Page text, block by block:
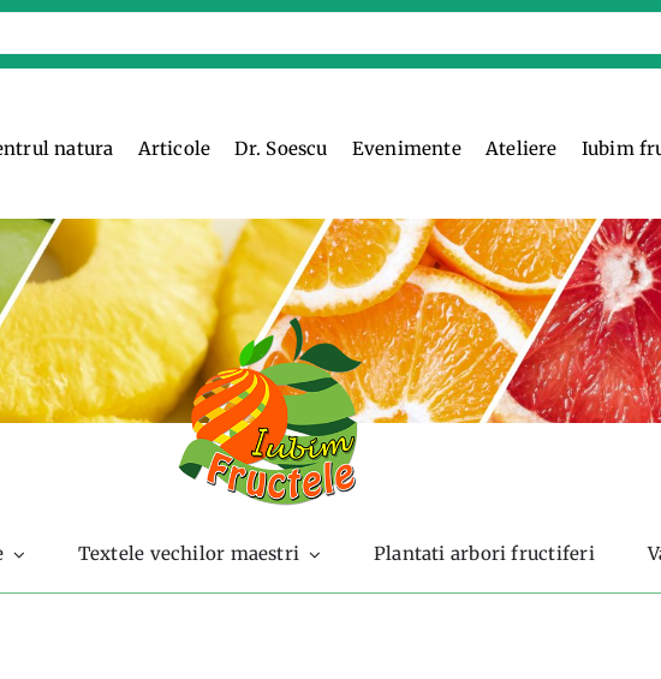
natura Articole Dr. Soescu Evenimente Ateliere Iubim
Textele vechilor maestri Plantati arbori fructiferi